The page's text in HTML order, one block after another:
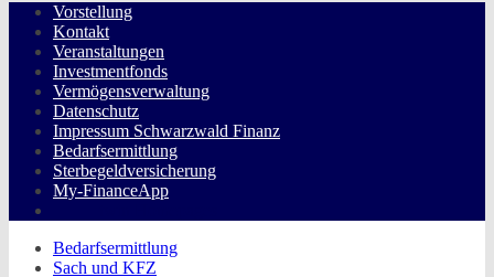
Vorstellung
Kontakt
Veranstaltungen
Investmentfonds
Vermögensverwaltung
Datenschutz
Impressum Schwarzwald Finanz
Bedarfsermittlung
Sterbegeldversicherung
My-FinanceApp
Bedarfsermittlung
Sach und KFZ